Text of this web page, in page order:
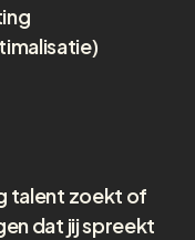
talent zoekt of
dat jij spreekt